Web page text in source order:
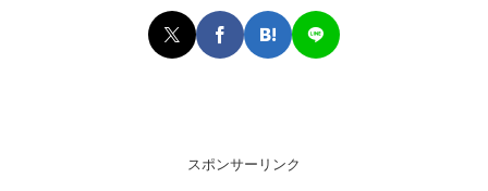
スポンサーリンク